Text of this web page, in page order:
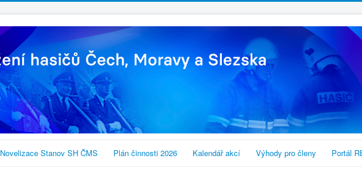
Novelizace Stanov SH ČMS Plán činnosti 2026 Kalendář akcí Výhody pro členy Portál